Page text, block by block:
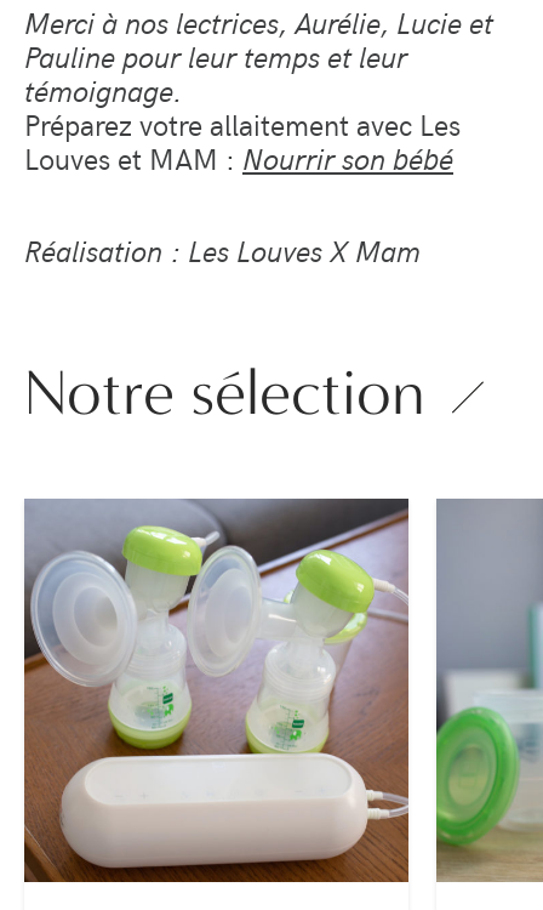
Merci à nos lectrices, Aurélie, Lucie et
Pauline pour leur temps et leur
témoignage.
Préparez votre allaitement avec Les
Louves et MAM : Nourrir son bébé
Réalisation : Les Louves X Mam
Notre sélection